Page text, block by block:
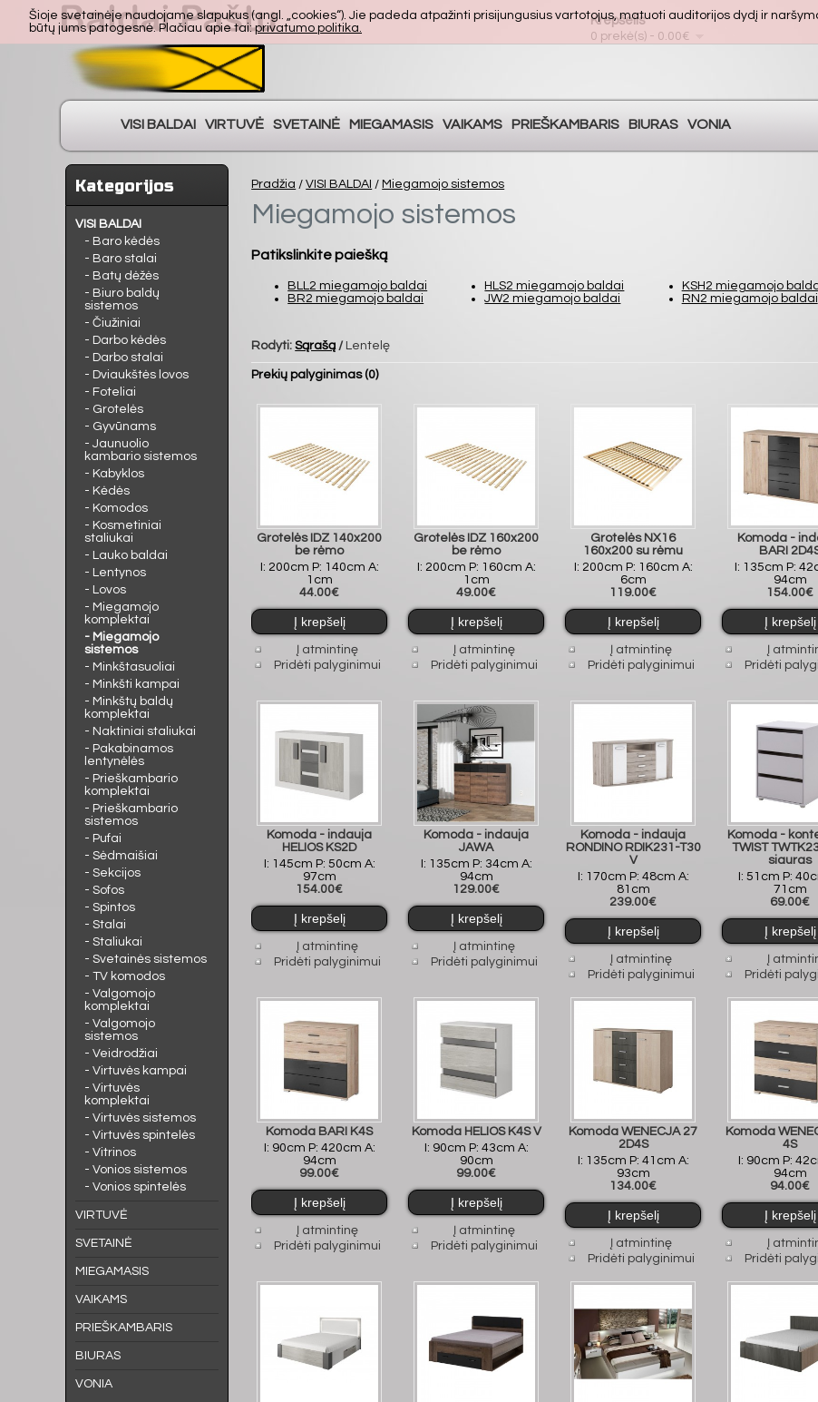
Krepšelis
0 prekė(s) - 0.00€
VISI BALDAI VIRTUVĖ SVETAINĖ MIEGAMASIS VAIKAMS PRIEŠKAMBARIS BIURAS VONIA
Kategorijos
VISI BALDAI
- Baro kėdės
- Baro stalai
- Batų dėžės
- Biuro baldų
sistemos
- Čiužiniai
- Darbo kėdės
- Darbo stalai
- Dviaukštės lovos
- Foteliai
- Grotelės
- Gyvūnams
- Jaunuolio
kambario sistemos
- Kabyklos
- Kėdės
- Komodos
- Kosmetiniai
staliukai
- Lauko baldai
- Lentynos
- Lovos
- Miegamojo
komplektai
- Miegamojo
sistemos
- Minkštasuoliai
- Minkšti kampai
- Minkštų baldų
komplektai
- Naktiniai staliukai
- Pakabinamos
lentynėlės
- Prieškambario
komplektai
- Prieškambario
sistemos
- Pufai
- Sėdmaišiai
- Sekcijos
- Sofos
- Spintos
- Stalai
- Staliukai
- Svetainės sistemos
- TV komodos
- Valgomojo
komplektai
- Valgomojo
sistemos
- Veidrodžiai
- Virtuvės kampai
- Virtuvės
komplektai
- Virtuvės sistemos
- Virtuvės spintelės
- Vitrinos
- Vonios sistemos
- Vonios spintelės
VIRTUVĖ
SVETAINĖ
MIEGAMASIS
VAIKAMS
PRIEŠKAMBARIS
BIURAS
VONIA
Pradžia /VISI BALDAI / Miegamojo sistemos
Miegamojo sistemos
Patikslinkite paiešką
BLL2 miegamojo baldai
BR2 miegamojo baldai
HLS2 miegamojo baldai
JW2 miegamojo baldai
KSH2 miegamojo
RN2 miegamojo baldai
Rodyti: Sąrašą / Lentelę
Prekių palyginimas (0)
Grotelės IDZ 140x200
be rėmo
I: 200cm P: 140cm A:
1cm
44.00€
Į atmintinę
Pridėti palyginimui
Grotelės IDZ 160x200
be rėmo
I: 200cm P: 160cm A:
1cm
49.00€
Į atmintinę
Pridėti palyginimui
Grotelės NX16
160x200 su rėmu
I: 200cm P: 160cm A:
6cm
119.00€
Į atmintinę
Pridėti palyginimui
Komoda -
BARI
I: 135cm P:
94cm
154.00€
Į
Pridėti
Komoda - indauja
HELIOS KS2D
I: 145cm P: 50cm A:
97cm
154.00€
Į atmintinę
Pridėti palyginimui
Komoda - indauja
JAWA
I: 135cm P: 34cm A:
94cm
129.00€
Į atmintinę
Pridėti palyginimui
Komoda - indauja
RONDINO RDIK231-T30
V
I: 170cm P: 48cm A:
81cm
239.00€
Į atmintinę
Pridėti palyginimui
Komoda -
TWIST
siauras
I: 51cm P:
71cm
69.00€
Į
Pridėti
Komoda BARI K4S
I: 90cm P: 420cm A:
94cm
99.00€
Į atmintinę
Pridėti palyginimui
Komoda HELIOS K4S V
I: 90cm P: 43cm A:
90cm
99.00€
Į atmintinę
Pridėti palyginimui
Komoda WENECJA 27
2D4S
I: 135cm P: 41cm A:
93cm
134.00€
Į atmintinę
Pridėti palyginimui
Komoda
4S
I: 90cm P:
94cm
94.00€
Į
Pridėti
Šioje svetainėje naudojame slapukus (angl. „cookies“). Jie padeda atpažinti prisijungusius vartotojus, matuoti auditorijos dydį ir
būtų jums patogesnė. Plačiau apie tai:privatumo politika.